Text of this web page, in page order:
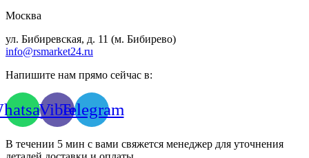
Москва
ул. Бибиревская, д. 11 (м. Бибирево)
info@rsmarket24.ru
Напишите нам прямо сейчас в:
ViberTelegram
В течении 5 мин с вами свяжется менеджер для уточнения